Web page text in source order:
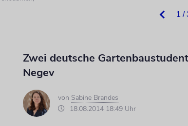
1 /
Zwei deutsche
Negev
von Sabine Brandes
18.08.2014 18:49 Uhr